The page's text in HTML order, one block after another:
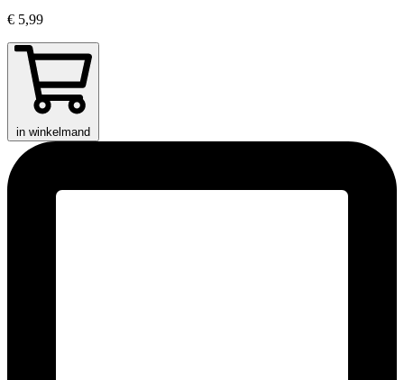
€ 5,99
in winkelmand